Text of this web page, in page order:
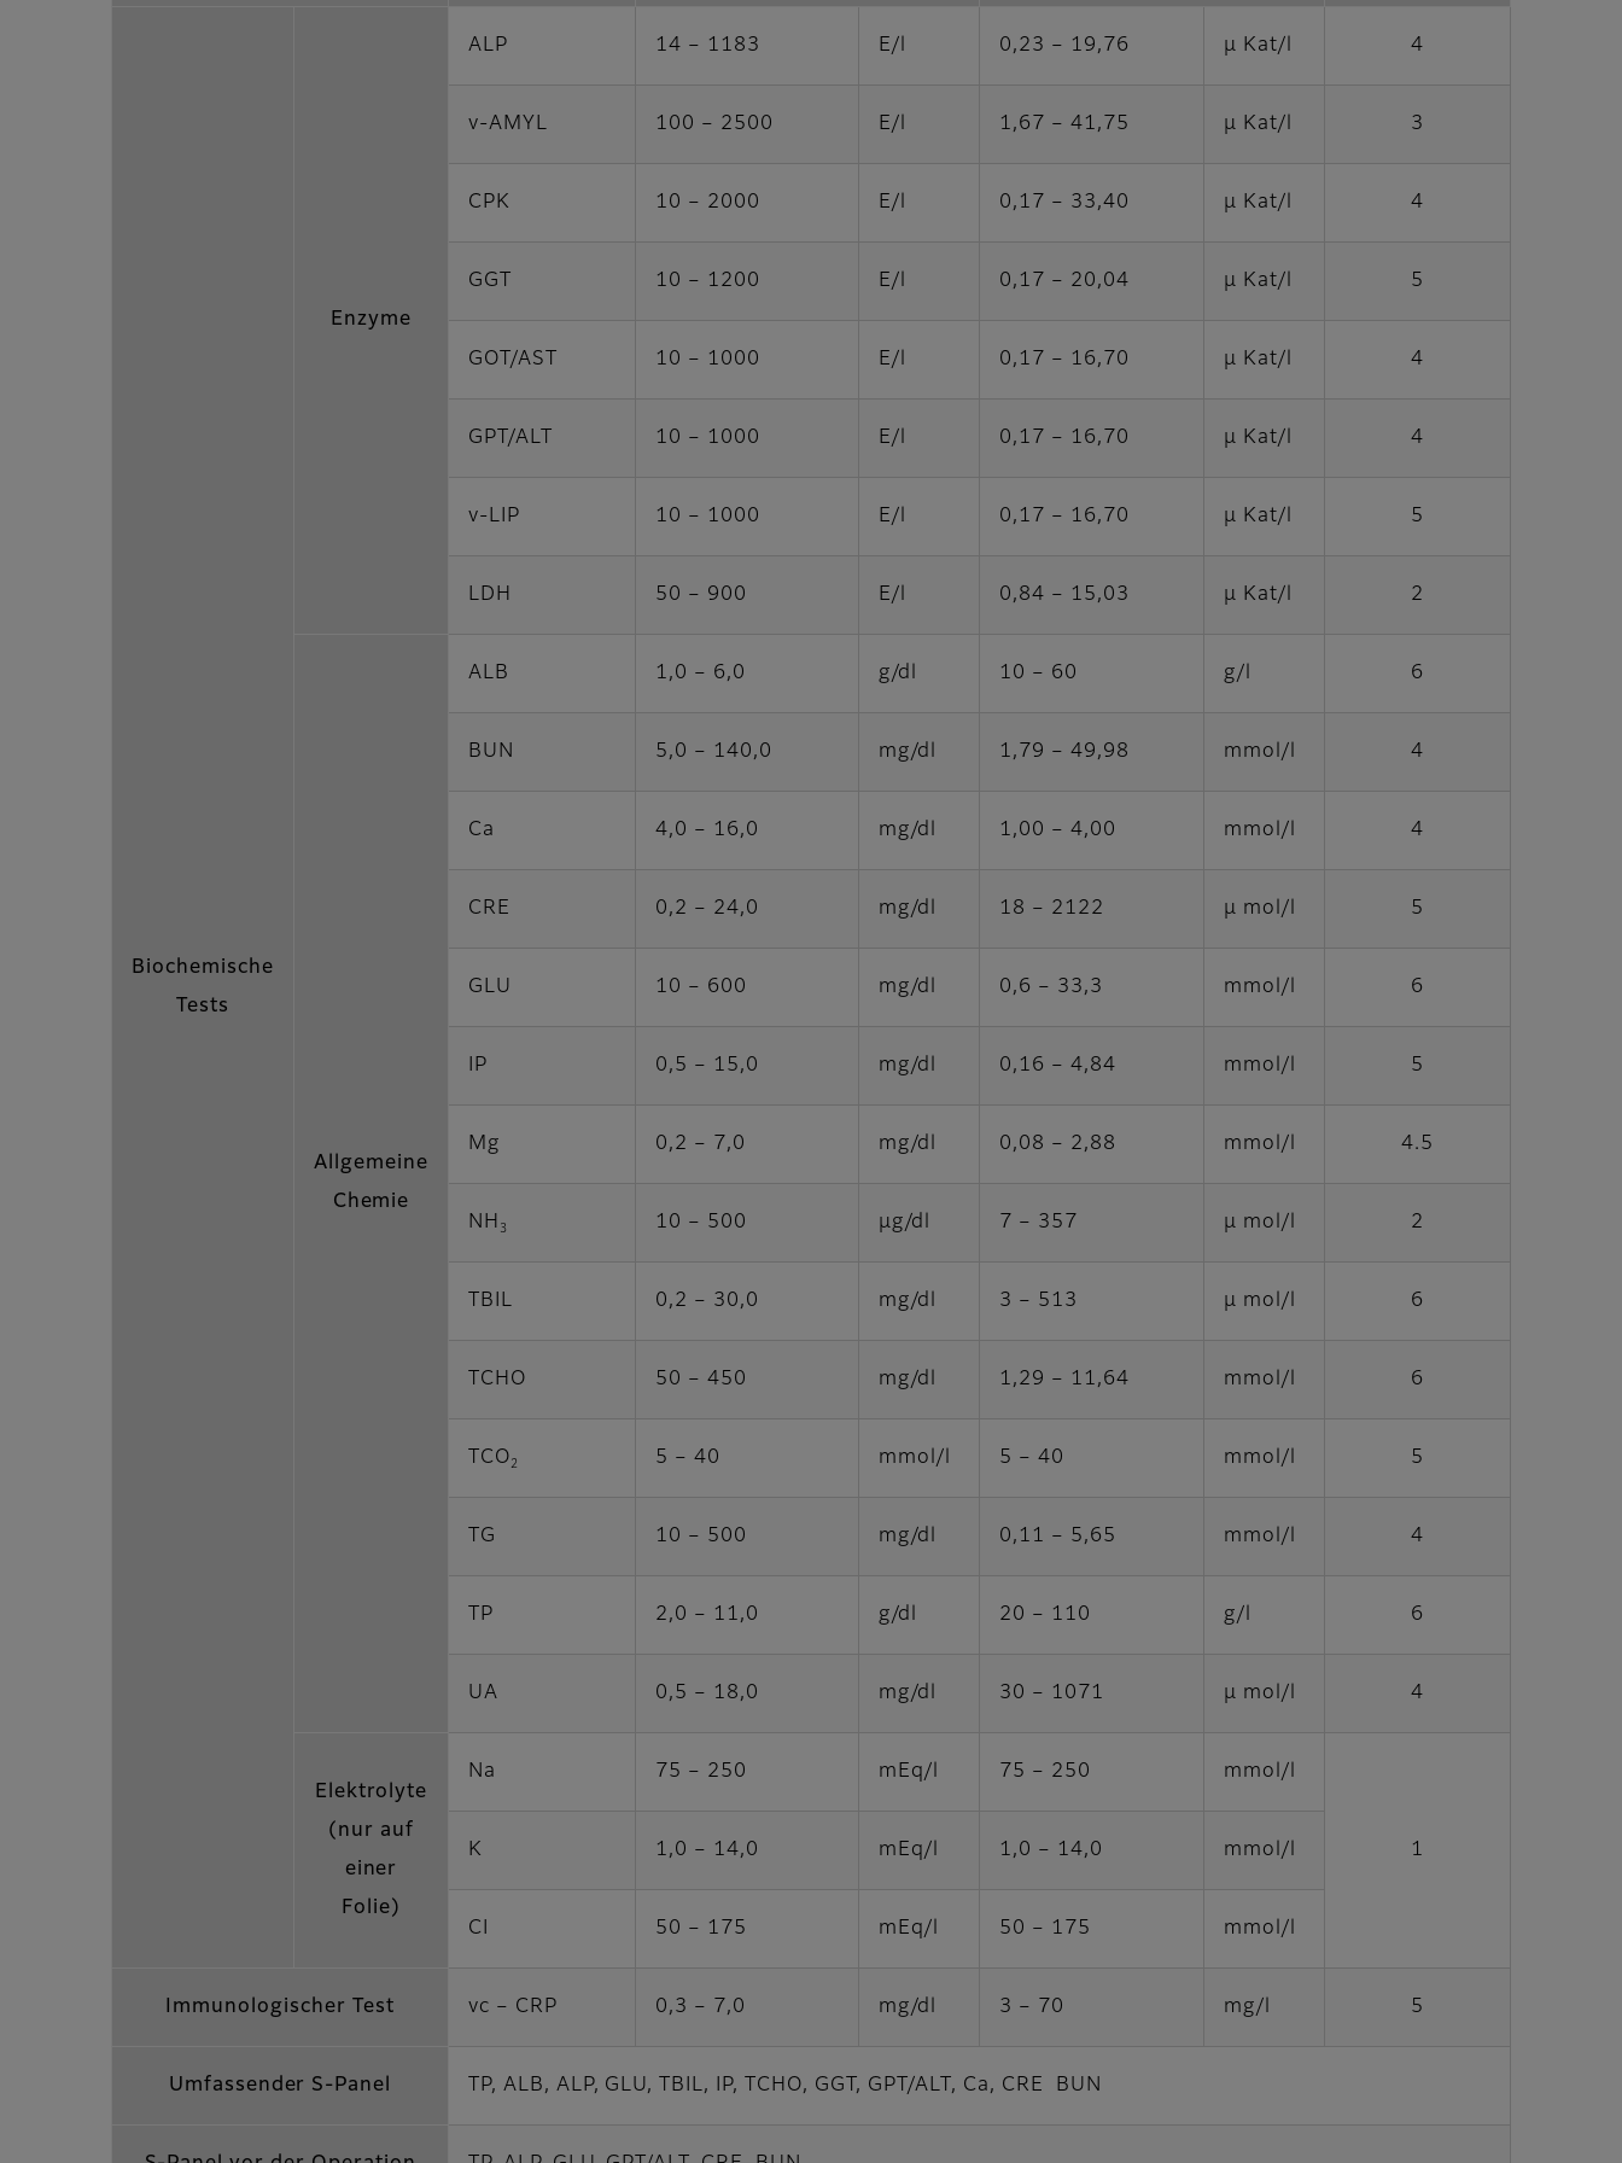
Biochemische
Tests
Enzyme
ALP 14 – 1183 E/l 0,23 – 19,76 μ Kat/l 4
v-AMYL 100 – 2500 E/l 1,67 – 41,75 μ Kat/l 3
CPK 10 – 2000 E/l 0,17 – 33,40 μ Kat/l 4
GGT 10 – 1200 E/l 0,17 – 20,04 μ Kat/l 5
GOT/AST 10 – 1000 E/l 0,17 – 16,70 μ Kat/l 4
GPT/ALT 10 – 1000 E/l 0,17 – 16,70 μ Kat/l 4
v-LIP 10 – 1000 E/l 0,17 – 16,70 μ Kat/l 5
LDH 50 – 900 E/l 0,84 – 15,03 μ Kat/l 2
Allgemeine
Chemie
ALB 1,0 – 6,0 g/dl 10 – 60 g/l 6
BUN 5,0 – 140,0 mg/dl 1,79 – 49,98 mmol/l 4
Ca 4,0 – 16,0 mg/dl 1,00 – 4,00 mmol/l 4
CRE 0,2 – 24,0 mg/dl 18 – 2122 μ mol/l 5
GLU 10 – 600 mg/dl 0,6 – 33,3 mmol/l 6
IP 0,5 – 15,0 mg/dl 0,16 – 4,84 mmol/l 5
Mg 0,2 – 7,0 mg/dl 0,08 – 2,88 mmol/l 4.5
NH 3 10 – 500 μg/dl 7 – 357 μ mol/l 2
TBIL 0,2 – 30,0 mg/dl 3 – 513 μ mol/l 6
TCHO 50 – 450 mg/dl 1,29 – 11,64 mmol/l 6
TCO 2 5 – 40 mmol/l 5 – 40 mmol/l 5
TG 10 – 500 mg/dl 0,11 – 5,65 mmol/l 4
TP 2,0 – 11,0 g/dl 20 – 110 g/l 6
UA 0,5 – 18,0 mg/dl 30 – 1071 μ mol/l 4
Elektrolyte
(nur auf
einer
Folie)
Na 75 – 250 mEq/l 75 – 250 mmol/l
1
K 1,0 – 14,0 mEq/l 1,0 – 14,0 mmol/l
CI 50 – 175 mEq/l 50 – 175 mmol/l
Immunologischer Test vc – CRP 0,3 – 7,0 mg/dl 3 – 70 mg/l 5
Umfassender S-Panel TP, ALB, ALP, GLU, TBIL, IP, TCHO, GGT, GPT/ALT, Ca, CRE BUN